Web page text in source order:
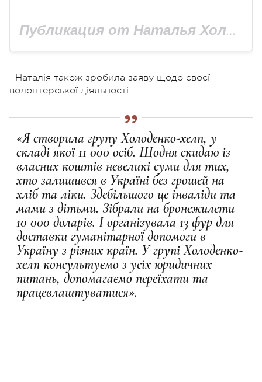
Публикация от Наталья Холоденко (@kholodenkon)
Наталія також зробила заяву щодо своєї
волонтерської діяльності:
«Я створила групу Холоденко-хелп, у
складі якої 11 000 осіб. Щодня скидаю із
власних коштів невеликі суми для тих,
хто залишився в Україні без грошей на
хліб та ліки. Здебільшого це інваліди та
мами з дітьми. Зібрали на бронежилети
10 000 доларів. І організувала 13 фур для
доставки гуманітарної допомоги в
Україну з різних країн. У групі Холоденко-
хелп консультуємо з усіх юридичних
питань, допомагаємо переїхати та
працевлаштуватися».